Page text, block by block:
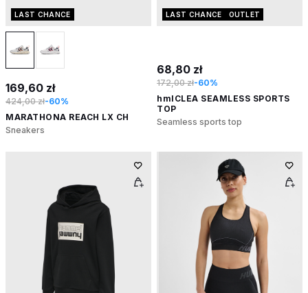
LAST CHANCE
169,60 zł
424,00 zł-60%
MARATHONA REACH LX CH
Sneakers
LAST CHANCE OUTLET
68,80 zł
172,00 zł-60%
hmlCLEA SEAMLESS SPORTS
TOP
Seamless sports top